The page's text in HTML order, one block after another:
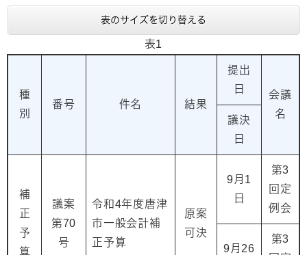
表のサイズを切り替える
表1
種
別
番号 件名 結果
提出
日
会議
名
議決
日
補
正
予
算
議案
第70
号
令和4年度唐津
市一般会計補
正予算
原案
可決
9月1
日
第3
回定
例会
9月26
第3